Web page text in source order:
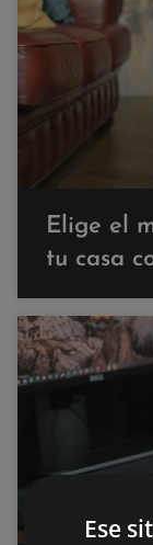
Elige el
tu casa
Ese